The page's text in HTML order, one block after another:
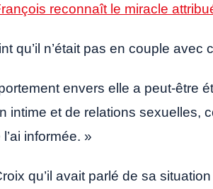
reconnaît le miracle
qu’il n’était pas en couple avec
envers elle a peut-être
intime et de relations sexuelles,
informée. »
qu’il avait parlé de sa